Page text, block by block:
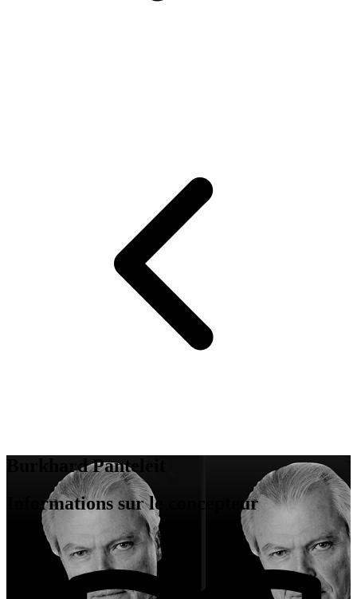
Burkhard Panteleit
Informations sur le concepteur